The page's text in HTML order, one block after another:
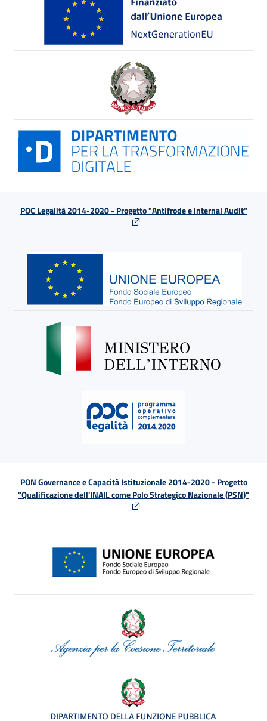
POC Legalità 2014-2020 - Progetto "Antifrode e Internal Audit"
PON Governance e Capacità Istituzionale 2014-2020 - Progetto
"Qualificazione dell'INAIL come Polo Strategico Nazionale (PSN)"